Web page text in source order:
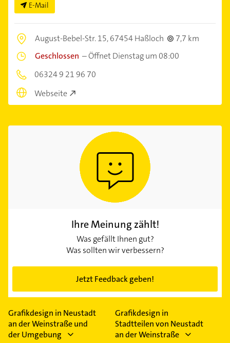
E-Mail
August-Bebel-Str. 15,67454 Haßloch
7,7 km
Geschlossen –Öffnet Dienstag um 08:00
06324 9 21 96 70
Webseite
Ihre Meinung zählt!
Was gefällt Ihnen gut?
Was sollten wir verbessern?
Jetzt Feedback geben!
Grafikdesign in Neustadt
an der Weinstraße und
der Umgebung
Grafikdesign in
Stadtteilen von Neustadt
an der Weinstraße